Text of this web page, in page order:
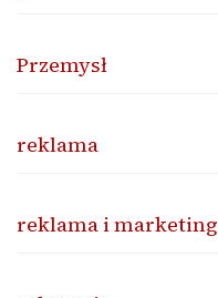
Przemysł
reklama
reklama i marketing